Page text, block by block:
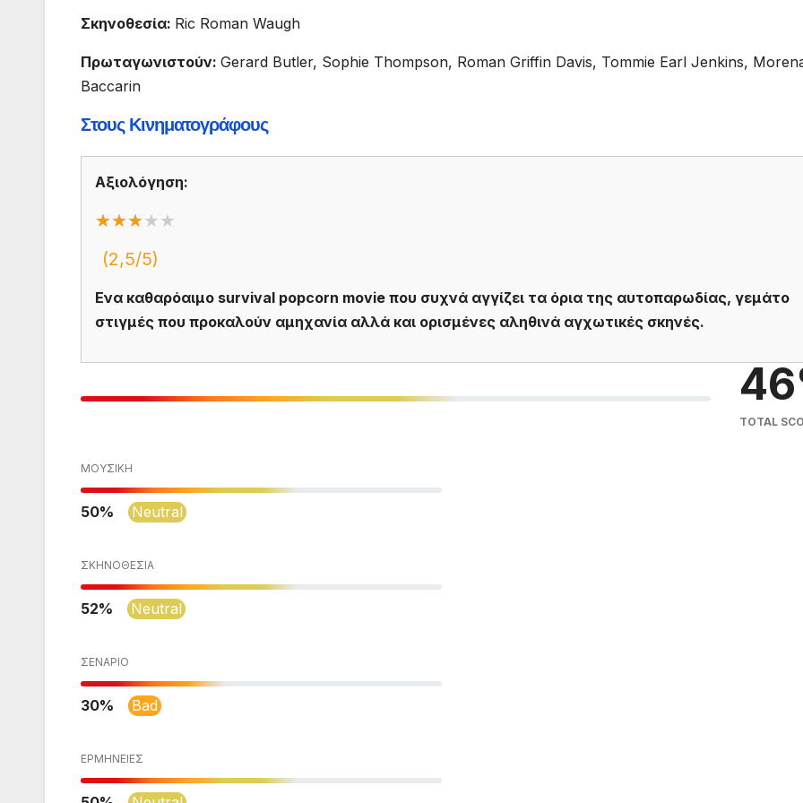
Σκηνοθεσία: Ric Roman Waugh
Πρωταγωνιστούν: Gerard Butler, Sophie Thompson, Roman Griffin Davis, Tommie Earl Jenkins,
Baccarin
Στους Κινηματογράφους
Αξιολόγηση:
★★★
★★★★★
(2,5/5)
Ενα καθαρόαιμο survival popcorn movie που συχνά αγγίζει τα όρια της αυτοπαρωδίας, γεμάτο
στιγμές που προκαλούν αμηχανία αλλά και ορισμένες αληθινά αγχωτικές σκηνές.
46
TOTAL
ΜΟΥΣΙΚΉ
50 Neutral
ΣΚΗΝΟΘΕΣΊΑ
52 Neutral
ΣΕΝΆΡΙΟ
30 Bad
ΕΡΜΗΝΕΊΕΣ